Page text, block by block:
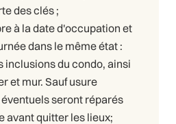
des clés ;
à la date d'occupation et
dans le même état :
inclusions du condo, ainsi
et mur. Sauf usure
seront réparés
avant quitter les lieux;